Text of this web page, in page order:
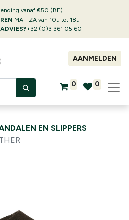
vanaf €50 (BE)
MA - ZA van 10u tot 18u
+32 (0)3 361 05 60
AANMELDEN
0 0
EN SLIPPERS